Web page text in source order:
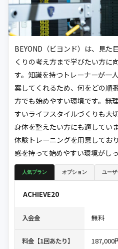
BEYOND（ビヨンド）は、見た
くりの考え方まで学びたい方に
す。知識を持つトレーナーが一
案してくれるため、何をどの順
方でも始めやすい環境です。無
すいライフスタイルづくりも大
身体を整えたい方にも適してい
体験トレーニングを用意してお
感を持って始めやすい環境がし
人気プラン オプション ユーザ
ACHIEVE20
入会金 無料
料金【1回あたり】 187,000